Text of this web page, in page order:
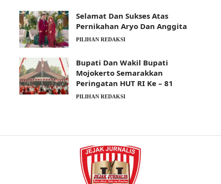
Selamat Dan Sukses Atas
Pernikahan Aryo Dan Anggita
PILIHAN REDAKSI
Bupati Dan Wakil Bupati
Mojokerto Semarakkan
Peringatan HUT RI Ke – 81
PILIHAN REDAKSI